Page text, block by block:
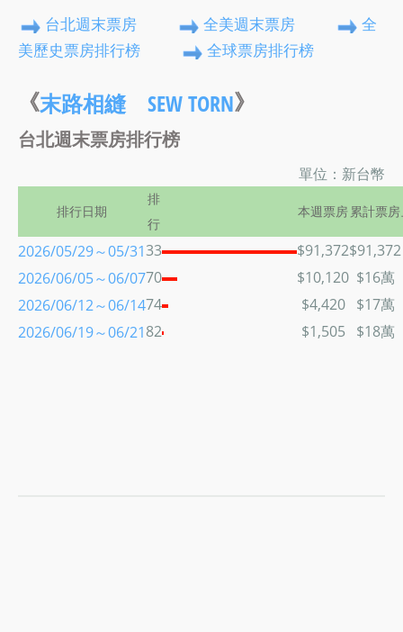
台北週末票房 全美週末票房
全
美歷史票房排行榜
全球票房排行榜
《末路相縫 SEW TORN》
台北週末票房排行榜
單位：新台幣
排行日期
排
行
本週票房 累計票房
2026/05/29～05/3133 $91,372$91,372
2026/06/05～06/0770 $10,120 $16萬
2026/06/12～06/1474 $4,420
$17萬
2026/06/19～06/2182 $1,505 $18萬